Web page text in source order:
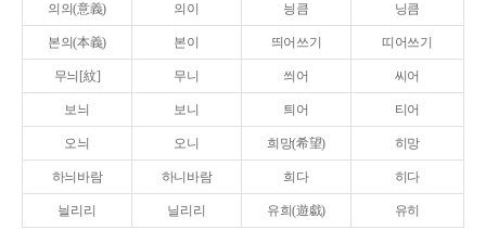
의의(意義) 의이 닁큼 닝큼
본의(本義) 본이 띄어쓰기 띠어쓰기
무늬[紋] 무니 씌어 씨어
보늬 보니 틔어 티어
오늬 오니 희망(希望) 히망
하늬바람 하니바람 희다 히다
늴리리 닐리리 유희(遊戱) 유히